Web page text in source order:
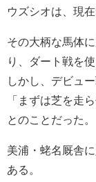
ウズシオは、現
その大柄な馬体
り、ダート戦を
しかし、デビュ
「まずは芝を走
とのことだった。
美浦・蛯名厩舎
ある。